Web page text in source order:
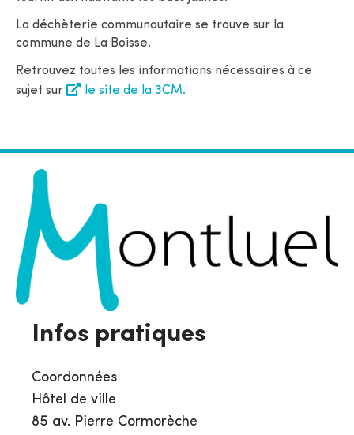
La déchèterie communautaire se trouve sur la
commune de La Boisse.
Retrouvez toutes les informations nécessaires à ce
sujet sur
le site de la 3CM.
Infos pratiques
Coordonnées
Hôtel de ville
85 av. Pierre Cormorèche